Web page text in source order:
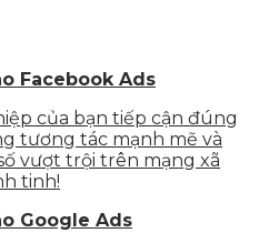
Facebook Ads
của bạn tiếp cận đúng
tương tác mạnh mẽ và
vượt trội trên mạng xã
tinh!
Google Ads